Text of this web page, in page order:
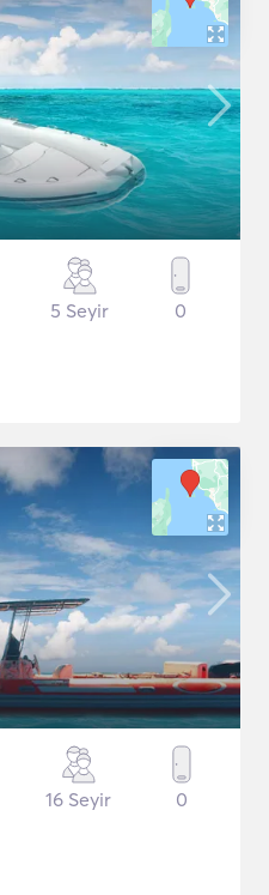
5 Seyir 0
16 Seyir 0